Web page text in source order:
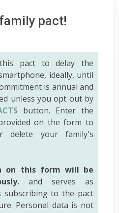
pact!
pact to delay the
ideally, until
is annual and
unless you opt out by
button. Enter the
on the form to
delete your family's
on this form will be
and serves as
to the pact
Personal data is not